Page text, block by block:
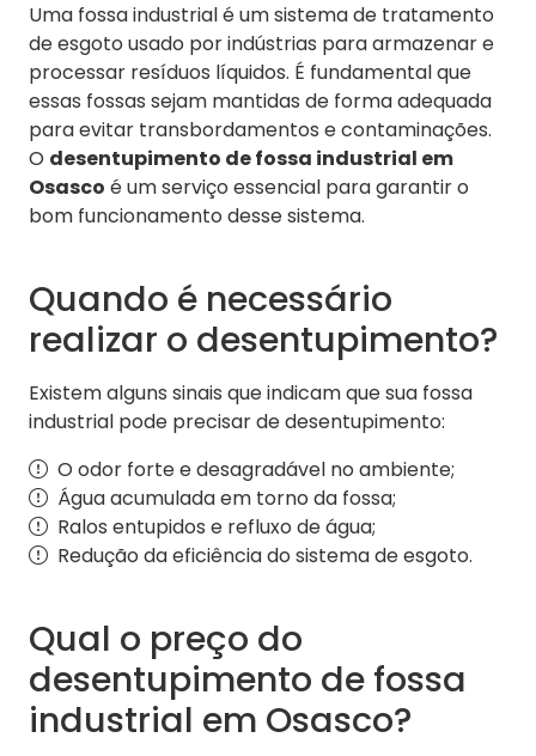
Uma fossa industrial é um sistema de tratamento
de esgoto usado por indústrias para armazenar e
processar resíduos líquidos. É fundamental que
essas fossas sejam mantidas de forma adequada
para evitar transbordamentos e contaminações.
O desentupimento de fossa industrial em
Osasco é um serviço essencial para garantir o
bom funcionamento desse sistema.
Quando é necessário
realizar o desentupimento?
Existem alguns sinais que indicam que sua fossa
industrial pode precisar de desentupimento:
O odor forte e desagradável no ambiente;
Água acumulada em torno da fossa;
Ralos entupidos e refluxo de água;
Redução da eficiência do sistema de esgoto.
Qual o preço do
desentupimento de fossa
industrial em Osasco?